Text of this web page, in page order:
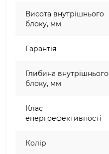
Висота внутрішнього
блоку, мм
Гарантія
Глибина внутрішнього
блоку, мм
Клас
енергоефективності
Колір